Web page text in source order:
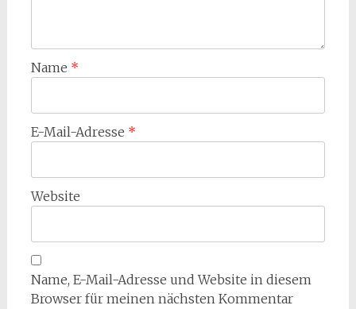
Name *
E-Mail-Adresse *
Website
Name, E-Mail-Adresse und Website in diesem
Browser für meinen nächsten Kommentar